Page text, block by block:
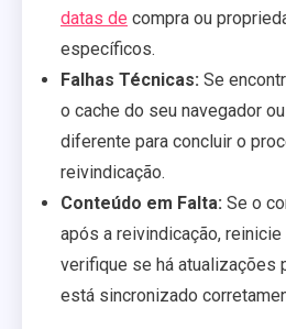
datas de compra ou
específicos.
Falhas Técnicas: Se
o cache do seu navegador
diferente para concluir o
reivindicação.
Conteúdo em Falta: Se o
após a reivindicação, reinicie
verifique se há atualizações
está sincronizado